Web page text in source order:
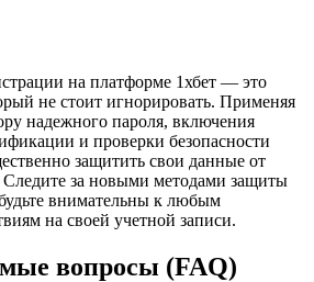
на платформе 1хбет — это
не стоит игнорировать. Применяя
надежного пароля, включения
и проверки безопасности
защитить свои данные от
Следите за новыми методами защиты
внимательны к любым
на своей учетной записи.
вопросы (FAQ)